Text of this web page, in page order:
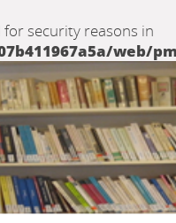
for security reasons in
web/